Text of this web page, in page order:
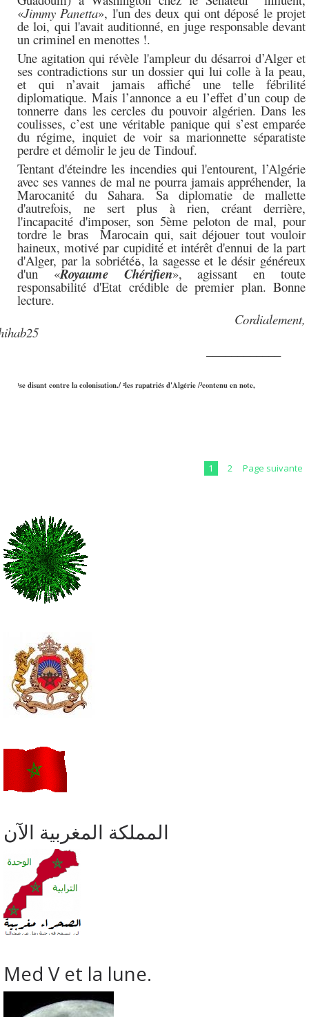
«Jimmy Panetta», l'un des deux qui ont déposé le projet
de loi, qui l'avait auditionné, en juge responsable devant
un criminel en menottes !.
Une agitation qui révèle l'ampleur du désarroi d’Alger et
ses contradictions sur un dossier qui lui colle à la peau,
et qui n’avait jamais affiché une telle fébrilité
diplomatique. Mais l’annonce a eu l’effet d’un coup de
tonnerre dans les cercles du pouvoir algérien. Dans les
coulisses, c’est une véritable panique qui s’est emparée
du régime, inquiet de voir sa marionnette séparatiste
perdre et démolir le jeu de Tindouf.
Tentant d'éteindre les incendies qui l'entourent, l’Algérie
avec ses vannes de mal ne pourra jamaisappréhender, la
Marocanité du Sahara.Sa diplomatie de mallette
d'autrefois, ne sert plus à rien, créant derrière,
l'incapacité d'imposer, son 5ème peloton de mal, pour
tordre le bras Marocain qui, sait déjouer tout vouloir
haineux, motivé par cupidité et intérêt d'ennui de la part
d'Alger, par la sobriétéة, la sagesse et le désir généreux
d'un «Royaume Chérifien», agissant en toute
responsabilité d'Etat crédible de premier plan.Bonne
lecture.
Cordialement,
¹se disant contre la colonisation./ ²les rapatriés d'Algérie /³contenu en note,
1 2 Page suivante
المملكة المغربية الآن
Med V et la lune.